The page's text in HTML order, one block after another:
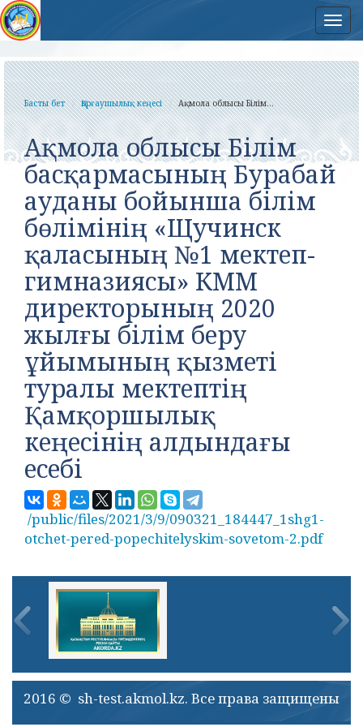
Басты бет Қорғаушылық кеңесі Ақмола облысы Білім...
Ақмола облысы Білім
басқармасының Бурабай
ауданы бойынша білім
бөлімінің «Щучинск
қаласының №1 мектеп-
гимназиясы» КММ
директорының 2020
жылғы білім беру
ұйымының қызметі
туралы мектептің
Қамқоршылық
кеңесінің алдындағы
есебі
/public/files/2021/3/9/090321_184447_1shg1-
otchet-pered-popechitelyskim-sovetom-2.pdf
2016 © sh-test.akmol.kz. Все права защищены